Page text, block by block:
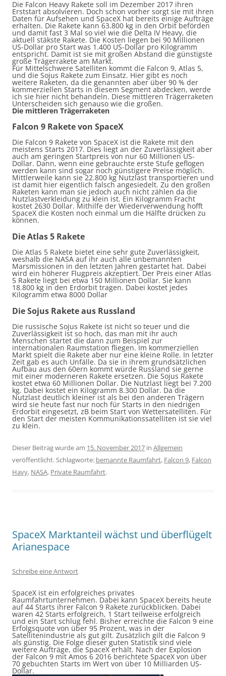
Die Falcon Heavy Rakete soll im Dezember 2017 ihren
Erststart absolvieren. Doch schon vorher sorgt sie mit ihren
Daten für Aufsehen und SpaceX hat bereits einige Aufträge
erhalten. Die Rakete kann 63.800 kg in den Orbitbeförden
und damit fast 3 Mal so viel wie die Delta IV Heavy, die
aktuell stäkste Rakete. Die Kosten liegen bei 90 Millionen
US-Dollar pro Start was 1.400 US-Dollar pro Kilogramm
entspricht. Damit ist sie mit großen Abstand die günstigste
große Trägerrakete am Markt.
Für Mittelschwere Satelliten kommt die Falcon 9, Atlas 5,
und die Sojus Rakete zum Einsatz. Hier gibt es noch
weitere Raketen, da die genannten aber über 90 % der
kommerziellen Starts in diesem Segment abdecken, werde
ich sie hier nicht behandeln. Diese mittleren Trägerraketen
Unterscheiden sich genauso wie die großen.
Die mittleren Trägerraketen
Falcon 9 Rakete von SpaceX
Die Falcon 9 Rakete von SpaceX ist die Rakete mit den
meistens Starts 2017. Dies liegt an der Zuverlässigkeit aber
auch am geringen Startpreis von nur 60 Millionen US-
Dollar. Dann, wenn eine gebrauchte erste Stufe geflogen
werden kann sind sogar noch günstigere Preise möglich.
Mittlerweile kann sie 22.800 kg Nutzlast transportieren und
ist damit hier eigentlich falsch angesiedelt. Zu den großen
Raketen kann man sie jedoch auch nicht zählen da die
Nutzlastverkleidung zu klein ist. Ein Kilogramm Fracht
kostet 2630 Dollar. Mithilfe der Wiederverwendung hofft
SpaceX die Kosten noch einmal um die Hälfte drücken zu
können.
Die Atlas5 Rakete
Die Atlas 5 Rakete bietet eine sehr gute Zuverlässigkeit,
weshalb die NASA auf ihr auch alle unbemannten
Marsmissionen in den letzten Jahren gestartet hat. Dabei
wird ein höherer Flugpreis akzeptiert. Der Preis einer Atlas
5 Rakete liegt bei etwa 150 Millionen Dollar. Sie kann
18.800 kg in den Erdorbit tragen. Dabei kostet jedes
Kilogramm etwa 8000 Dollar
DieSojus Rakete aus Russland
Die russische Sojus Rakete ist nicht so teuer und die
Zuverlässigkeit ist so hoch, das man mit ihr auch
Menschen startet die dann zum Beispiel zur
internationalen Raumstation fliegen. Im kommerziellen
Markt spielt die Rakete aber nur eine kleine Rolle. In letzter
Zeit gab es auch Unfälle. Da sie in ihrem grundsätzlichen
Aufbau aus den 60ern kommt würde Russland sie gerne
mit einer moderneren Rakete ersetzen. Die Sojus Rakete
kostet etwa 60 Millionen Dollar. Die Nutzlast liegt bei 7.200
kg. Dabei kostet ein Kilogramm 8.300 Dollar. Da die
Nutzlast deutlich kleiner ist als bei den anderen Trägern
wird sie heute fast nur noch für Starts in den niedrigen
Erdorbit eingesetzt, zB beim Start von Wettersatelliten. Für
den Start der meisten Kommunikationssatelliten ist sie viel
zu klein.
Dieser Beitrag wurde am 15. November 2017 in Allgemein
veröffentlicht. Schlagworte: bemannte Raumfahrt, Falcon 9, Falcon
Havy, NASA, Private Raumfahrt.
SpaceX Marktanteil wächst und überflügelt
Arianespace
Schreibe eine Antwort
SpaceX ist ein erfolgreiches privates
Raumfahrtunternehmen. Dabei kann SpaceX bereits heute
auf 44 Starts ihrer Falcon 9 Rakete zurückblicken. Dabei
waren 42 Starts erfolgreich, 1 Start teilweise erfolgreich
und ein Start schlug fehl. Bisher erreichte die Falcon 9 eine
Erfolgsquote von über 95 Prozent, was in der
Satellitenindustrie als gut gilt. Zusätzlich gilt die Falcon 9
als günstig. Die Folge dieser guten Statistik sind viele
weitere Aufträge, die SpaceX erhält. Nach der Explosion
der Falcon 9 mit Amos 6 2016 berichtete SpaceX von über
70 gebuchten Starts im Wert von über 10 Milliarden US-
Dollar.